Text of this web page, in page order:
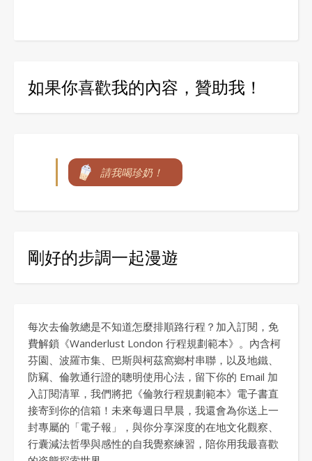
如果你喜歡我的內容，贊助我！
請我喝珍奶！
剛好的步調一起漫遊
每次去倫敦總是不知道怎麼排順路行程？加入訂閱，免
費解鎖《Wanderlust London 行程規劃範本》。內含柯
芬園、波羅市集、巴斯與柯茲窩鄉村串聯，以及地鐵、
防竊、倫敦通行證的聰明使用心法，留下你的 Email 加
入訂閱清單，我們將把《倫敦行程規劃範本》電子書直
接寄到你的信箱！未來每週日早晨，我還會為你送上一
封專屬的「電子報」，與你分享深度的在地文化觀察、
行囊減法哲學與感性的自我覺察練習，陪你用我最喜歡